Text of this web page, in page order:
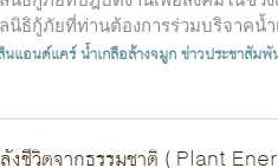
นิธิกู้ภัยที่ท่านต้องการร่วมบริจาคน้ำ
นแอนด์แคร์น้ำเกลือล้างจมูกข่าวประชาสัมพั
งชีวิตจากธรรมชาติ ( Plant